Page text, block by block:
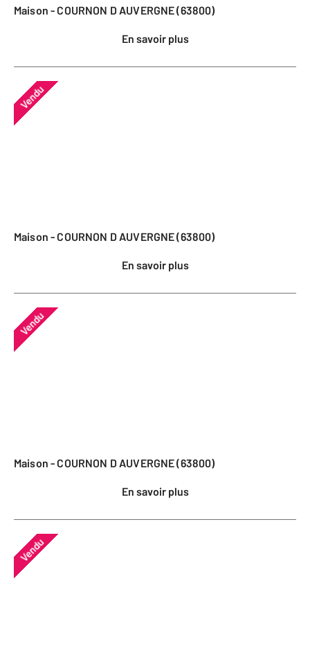
Maison - COURNON D AUVERGNE (63800)
En savoir plus
Vendu
Maison - COURNON D AUVERGNE (63800)
En savoir plus
Vendu
Maison - COURNON D AUVERGNE (63800)
En savoir plus
Vendu